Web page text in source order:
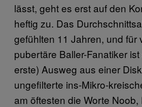
lässt, geht es erst auf den
heftig zu. Das
gefühlten 11 Jahren, und für
pubertäre Baller-Fanatiker
erste) Ausweg aus einer
ungefilterte ins-Mikro-
am öftesten die Worte